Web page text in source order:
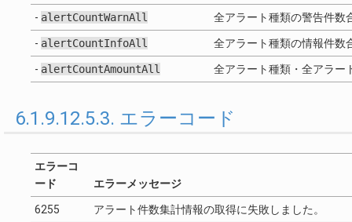
- alertCountWarnAll 全アラート種類の警告件数
- alertCountInfoAll 全アラート種類の情報件数
- alertCountAmountAll 全アラート種類・全アラー
6.1.9.12.5.3. エラーコード
エラーコ
ード
エラーメッセージ
6255 アラート件数集計情報の取得に失敗しました。